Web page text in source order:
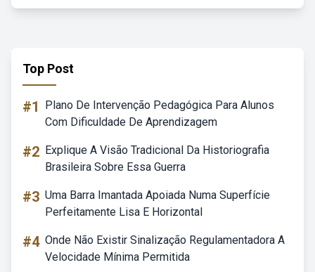
Top Post
#1
Plano De Intervenção Pedagógica Para Alunos
Com Dificuldade De Aprendizagem
#2 Explique A Visão Tradicional Da Historiografia
Brasileira Sobre Essa Guerra
#3 Uma Barra Imantada Apoiada Numa Superfície
Perfeitamente Lisa E Horizontal
#4 Onde Não Existir Sinalização Regulamentadora A
Velocidade Mínima Permitida